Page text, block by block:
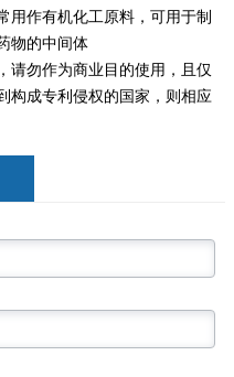
用作有机化工原料，可用于制
物的中间体
请勿作为商业目的使用，且仅
构成专利侵权的国家，则相应